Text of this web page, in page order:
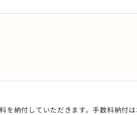
納付していただきます。手数料納付